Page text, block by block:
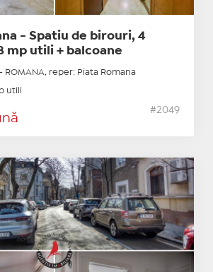
- Spatiu de birouri, 4
mp utili + balcoane
reper: Piata Romana
utili
#2049